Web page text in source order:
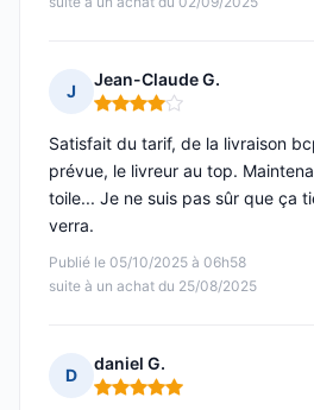
J
Jean-Claude G.
Note : 4 sur 5
Publié le 05/10/2025 à 06h58
suite à un achat du 25/08/2025
Satisfait du tarif, de la livraison
prévue, le livreur au top.
toile... Je ne suis pas sûr que ça
verra.
D
daniel G.
Note : 5 sur 5